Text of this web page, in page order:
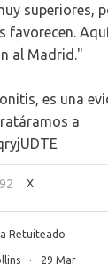
superiores,
favorecen.
al Madrid."
es una
a
92 X
Retuiteado
· 29 Mar